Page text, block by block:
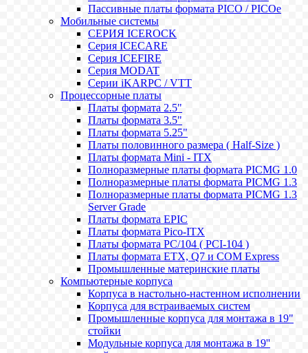
Пассивные платы формата PICO / PICOe
Мобильные системы
СЕРИЯ ICEROCK
Серия ICECARE
Серия ICEFIRE
Серия MODAT
Серии iKARPC / VTT
Процессорные платы
Платы формата 2.5"
Платы формата 3.5"
Платы формата 5.25"
Платы половинного размера ( Half-Size )
Платы формата Mini - ITX
Полноразмерные платы формата PICMG 1.0
Полноразмерные платы формата PICMG 1.3
Полноразмерные платы формата PICMG 1.3
Server Grade
Платы формата EPIC
Платы формата Pico-ITX
Платы формата PC/104 ( PCI-104 )
Платы формата ETX, Q7 и COM Express
Промышленные материнские платы
Компьютерные корпуса
Корпуса в настольно-настенном исполнении
Корпуса для встраиваемых систем
Промышленные корпуса для монтажа в 19"
стойки
Модульные корпуса для монтажа в 19''